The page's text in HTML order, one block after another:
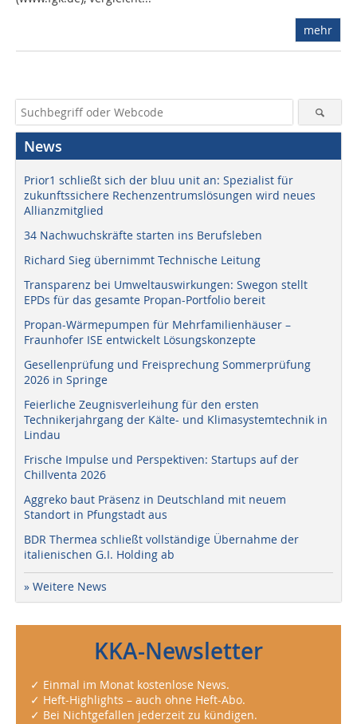
mehr
News
Prior1 schließt sich der bluu unit an: Spezialist für
zukunftssichere Rechenzentrumslösungen wird neues
Allianzmitglied
34 Nachwuchskräfte starten ins Berufsleben
Richard Sieg übernimmt Technische Leitung
Transparenz bei Umweltauswirkungen: Swegon stellt
EPDs für das gesamte Propan-Portfolio bereit
Propan-Wärmepumpen für Mehrfamilienhäuser –
Fraunhofer ISE entwickelt Lösungskonzepte
Gesellenprüfung und Freisprechung Sommerprüfung
2026 in Springe
Feierliche Zeugnisverleihung für den ersten
Technikerjahrgang der Kälte- und Klimasystemtechnik in
Lindau
Frische Impulse und Perspektiven: Startups auf der
Chillventa 2026
Aggreko baut Präsenz in Deutschland mit neuem
Standort in Pfungstadt aus
BDR Thermea schließt vollständige Übernahme der
italienischen G.I. Holding ab
» Weitere News
KKA-Newsletter
✓ Einmal im Monat kostenlose News.
✓ Heft-Highlights – auch ohne Heft-Abo.
✓ Bei Nichtgefallen jederzeit zu kündigen.